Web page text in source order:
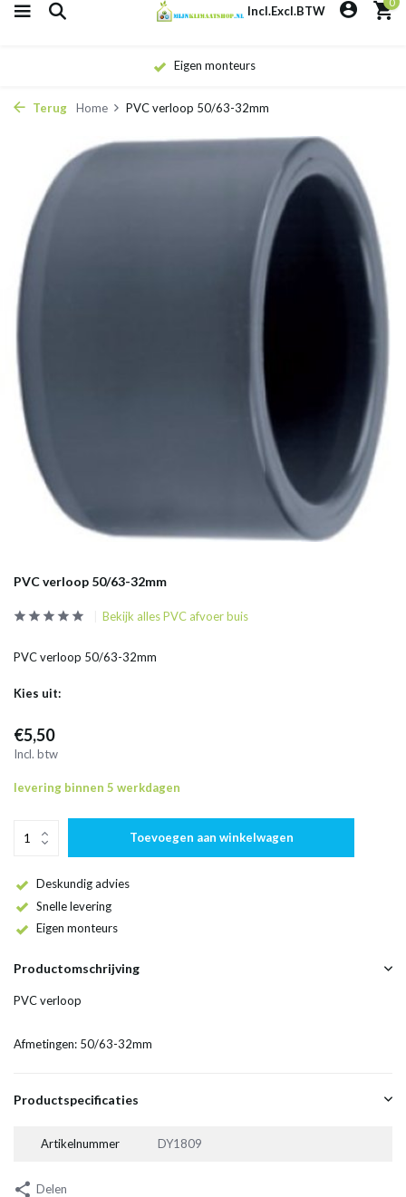
Incl.Excl.BTW
Eigen monteurs
Terug Home PVC verloop 50/63-32mm
PVC verloop 50/63-32mm
Bekijk alles PVC afvoer buis
PVC verloop 50/63-32mm
Kies uit:
€5,50
Incl. btw
levering binnen 5 werkdagen
Toevoegen aan winkelwagen
Deskundig advies
Snelle levering
Eigen monteurs
Productomschrijving
PVC verloop
Afmetingen: 50/63-32mm
Productspecificaties
Artikelnummer DY1809
Delen